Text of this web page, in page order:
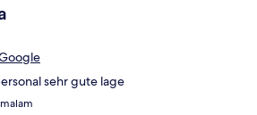
sehr gute lage